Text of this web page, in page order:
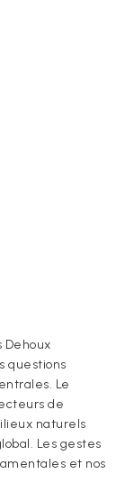
Dehoux
questions
Le
de
naturels
Les gestes
et nos